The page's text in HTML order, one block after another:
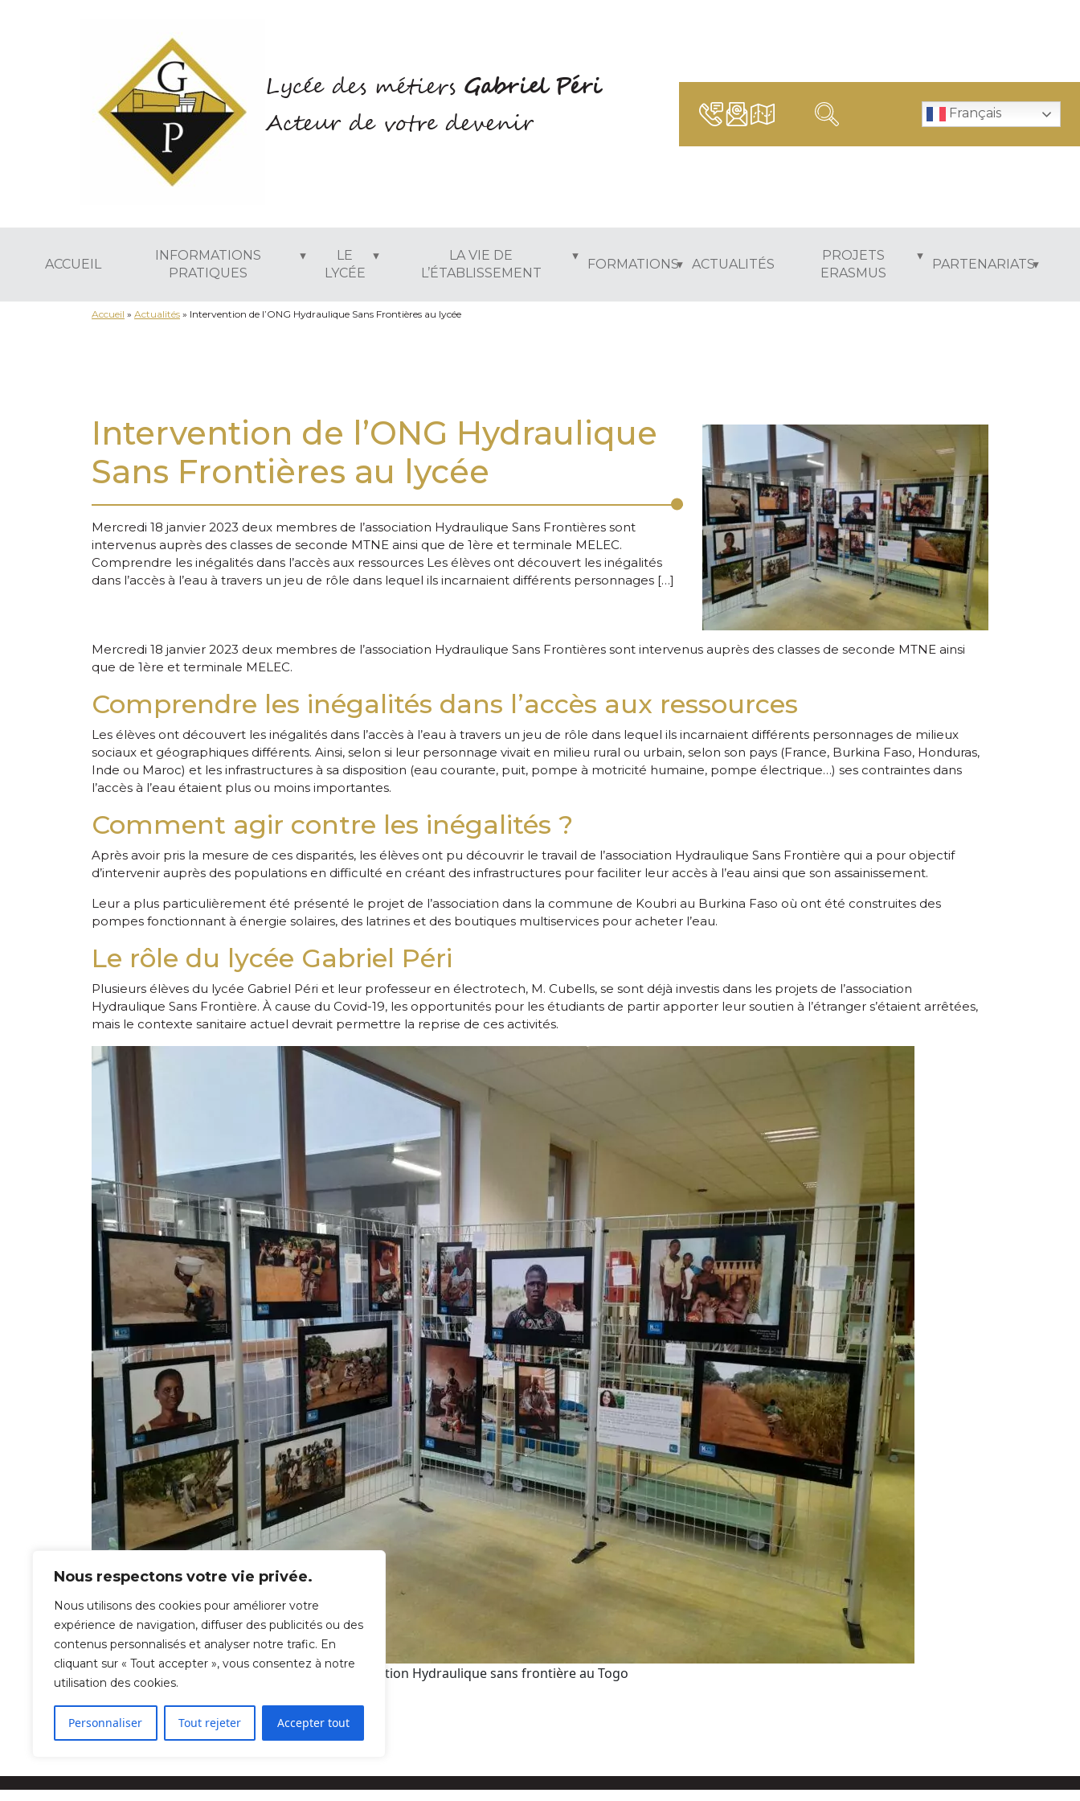
Nous respectons votre vie privée.
Nous utilisons des cookies pour améliorer votre
expérience de navigation, diffuser des publicités ou des
contenus personnalisés et analyser notre trafic. En
cliquant sur « Tout accepter », vous consentez à notre
utilisation des cookies.
Personnaliser Tout rejeter Accepter tout
Lycée des métiers Gabriel Péri
Acteur de votre devenir
Français
ACCUEIL
INFORMATIONS
PRATIQUES
LE
LYCÉE
LA VIE DE
L’ÉTABLISSEMENT
FORMATIONS ACTUALITÉS
PROJETS
ERASMUS
PARTENARIATS
Accueil » Actualités » Intervention de l’ONG Hydraulique Sans Frontières au lycée
Intervention de l’ONG Hydraulique
Sans Frontières au lycée
Mercredi 18 janvier 2023 deux membres de l’association Hydraulique Sans Frontières sont
intervenus auprès des classes de seconde MTNE ainsi que de 1ère et terminale MELEC.
Comprendre les inégalités dans l’accès aux ressources Les élèves ont découvert les inégalités
dans l’accès à l’eau à travers un jeu de rôle dans lequel ils incarnaient différents personnages […]
Mercredi 18 janvier 2023 deux membres de l’association Hydraulique Sans Frontières sont intervenus auprès des classes de seconde MTNE ainsi
que de 1ère et terminale MELEC.
Comprendre les inégalités dans l’accès aux ressources
Les élèves ont découvert les inégalités dans l’accès à l’eau à travers un jeu de rôle dans lequel ils incarnaient différents personnages de milieux
sociaux et géographiques différents. Ainsi, selon si leur personnage vivait en milieu rural ou urbain, selon son pays (France, Burkina Faso, Honduras,
Inde ou Maroc) et les infrastructures à sa disposition (eau courante, puit, pompe à motricité humaine, pompe électrique…) ses contraintes dans
l’accès à l’eau étaient plus ou moins importantes.
Comment agir contre les inégalités ?
Après avoir pris la mesure de ces disparités, les élèves ont pu découvrir le travail de l’association Hydraulique Sans Frontière qui a pour objectif
d’intervenir auprès des populations en difficulté en créant des infrastructures pour faciliter leur accès à l’eau ainsi que son assainissement.
Leur a plus particulièrement été présenté le projet de l’association dans la commune de Koubri au Burkina Faso où ont été construites des
pompes fonctionnant à énergie solaires, des latrines et des boutiques multiservices pour acheter l’eau.
Le rôle du lycée Gabriel Péri
Plusieurs élèves du lycée Gabriel Péri et leur professeur en électrotech, M. Cubells, se sont déjà investis dans les projets de l’association
Hydraulique Sans Frontière. À cause du Covid-19, les opportunités pour les étudiants de partir apporter leur soutien à l’étranger s’étaient arrêtées,
mais le contexte sanitaire actuel devrait permettre la reprise de ces activités.
Exposition au CDI de l’action menée par l’association Hydraulique sans frontière au Togo